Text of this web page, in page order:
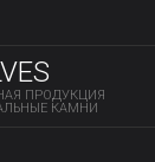
ПРОДУКЦИЯ
КАМНИ